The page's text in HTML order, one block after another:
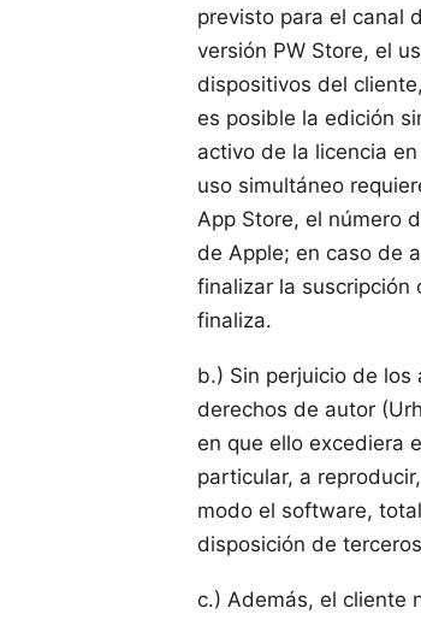
previsto para el canal
versión PW Store, el
dispositivos del
es posible la edición
activo de la licencia
uso simultáneo
App Store, el número
de Apple; en caso de
finalizar la suscripción
finaliza.
b.) Sin perjuicio de
derechos de autor
en que ello excediera
particular, a
modo el software,
disposición de
c.) Además, el cliente